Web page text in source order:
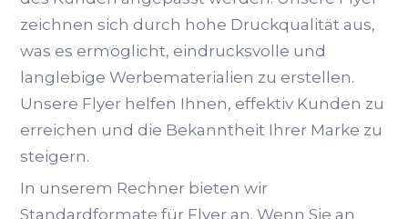
zeichnen sich durch hohe Druckqualität aus,
was es ermöglicht, eindrucksvolle und
langlebige Werbematerialien zu erstellen.
Unsere Flyer helfen Ihnen, effektiv Kunden zu
erreichen und die Bekanntheit Ihrer Marke zu
steigern.
In unserem Rechner bieten wir
Standardformate für Flyer an. Wenn Sie an